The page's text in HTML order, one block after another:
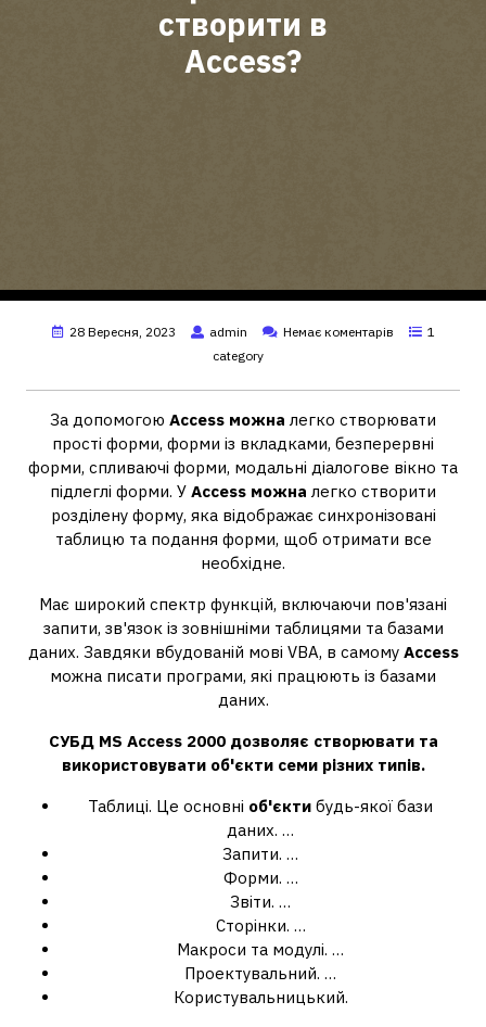
створити в
Access?
28 Вересня, 2023 admin Немає коментарів
1
category
За допомогою Access можна легко створювати
прості форми, форми із вкладками, безперервні
форми, спливаючі форми, модальні діалогове вікно та
підлеглі форми. У Access можна легко створити
розділену форму, яка відображає синхронізовані
таблицю та подання форми, щоб отримати все
необхідне.
Має широкий спектр функцій, включаючи пов'язані
запити, зв'язок із зовнішніми таблицями та базами
даних. Завдяки вбудованій мові VBA, в самому Access
можна писати програми, які працюють із базами
даних.
СУБД MS Access2000 дозволяє створювати та
використовувати об'єктисеми різних типів.
Таблиці. Це основні об'єкти будь-якої бази
даних. …
Запити. …
Форми. …
Звіти. …
Сторінки. …
Макроси та модулі. …
Проектувальний. …
Користувальницький.